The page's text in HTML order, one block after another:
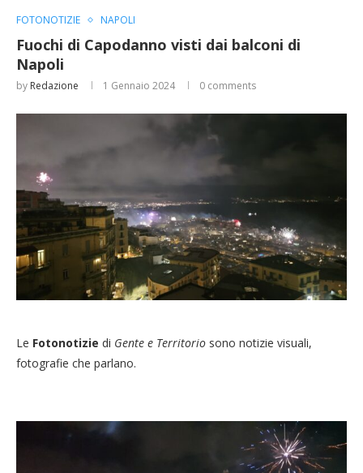
FOTONOTIZIE NAPOLI
Fuochi di Capodanno visti dai balconi di
Napoli
by Redazione 1 Gennaio 2024 0 comments
Le Fotonotizie di Gente e Territorio sono notizie visuali,
fotografie che parlano.